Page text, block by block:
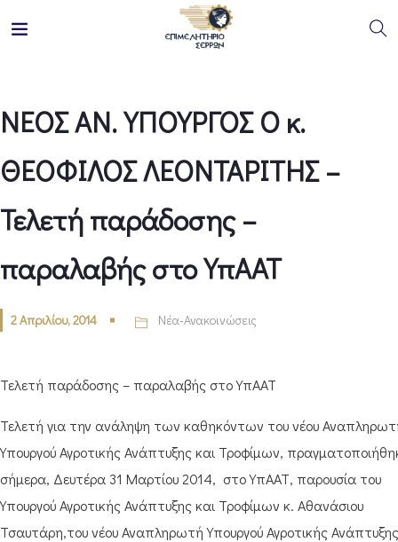
ΝΕΟΣ ΑΝ. ΥΠΟΥΡΓΟΣ Ο κ.
ΘΕΟΦΙΛΟΣ ΛΕΟΝΤΑΡΙΤΗΣ –
Τελετή παράδοσης –
παραλαβής στο ΥπΑΑΤ
2 Απριλίου, 2014 Νέα-Ανακοινώσεις
Τελετή παράδοσης – παραλαβής στο ΥπΑΑΤ
Τελετή για την ανάληψη των καθηκόντων του νέου
Υπουργού Αγροτικής Ανάπτυξης και Τροφίμων,
σήμερα, Δευτέρα 31 Μαρτίου 2014, στο ΥπΑΑΤ, παρουσία του
Υπουργού Αγροτικής Ανάπτυξης και Τροφίμων κ. Αθανάσιου
Τσαυτάρη,του νέου Αναπληρωτή Υπουργού Αγροτικής Ανάπτυξης